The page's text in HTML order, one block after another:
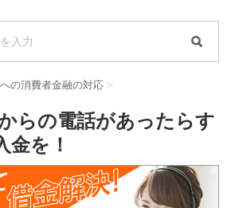
生料金比較
選ぶ
の消費者金融の対応 >
らの電話があったらす
金を！